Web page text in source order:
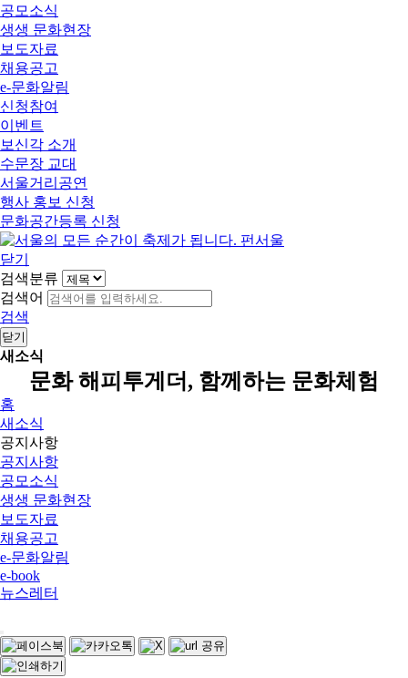
공모소식
생생 문화현장
보도자료
채용공고
e-문화알림
신청참여
이벤트
보신각 소개
수문장 교대
서울거리공연
행사 홍보 신청
문화공간등록 신청
닫기
검색분류
검색어
검색
닫기
새소식
문화 해피투게더, 함께하는 문화체험
홈
새소식
공지사항
공지사항
공모소식
생생 문화현장
보도자료
채용공고
e-문화알림
e-book
뉴스레터